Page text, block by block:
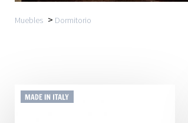
Muebles > Dormitorio